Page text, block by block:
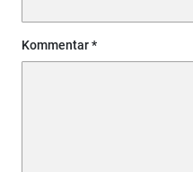
Kommentar